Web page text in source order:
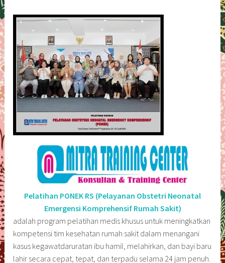
Pelatihan PONEK RS (Pelayanan Obstetri Neonatal
Emergensi Komprehensif Rumah Sakit)
adalah program pelatihan medis khusus untuk meningkatkan
kompetensi tim kesehatan rumah sakit dalam menangani
kasus kegawatdaruratan ibu hamil, melahirkan, dan bayi baru
lahir secara cepat, tepat, dan terpadu selama 24 jam penuh.